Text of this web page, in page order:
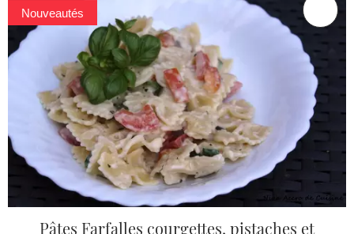
Nouveautés
Pâtes Farfalles courgettes, pistaches et